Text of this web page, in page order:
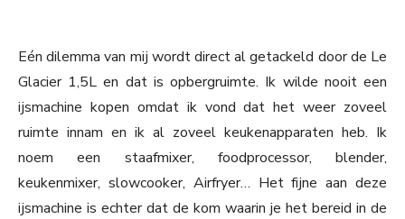
Eén dilemma van mij wordt direct al getackeld door de Le
Glacier 1,5L en dat is opbergruimte. Ik wilde nooit een
ijsmachine kopen omdat ik vond dat het weer zoveel
ruimte innam en ik al zoveel keukenapparaten heb. Ik
noem een staafmixer, foodprocessor, blender,
keukenmixer, slowcooker, Airfryer… Het fijne aan deze
ijsmachine is echter dat de kom waarin je het bereid in de